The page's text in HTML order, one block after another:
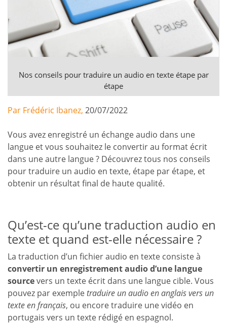
Nos conseils pour traduire un audio en texte étape par
étape
Par Frédéric Ibanez, 20/07/2022
Vous avez enregistré un échange audio dans une
langue et vous souhaitez le convertir au format écrit
dans une autre langue ? Découvrez tous nos conseils
pour traduire un audio en texte, étape par étape, et
obtenir un résultat final de haute qualité.
Qu’est-ce qu’une traduction audio en
texte et quand est-elle nécessaire ?
La traduction d’un fichier audio en texte consiste à
convertir un enregistrement audio d’une langue
sourcevers un texte écrit dans une langue cible. Vous
pouvez par exempletraduire un audio en anglais vers un
texte en français, ou encore traduire une vidéo en
portugais vers un texte rédigé en espagnol.